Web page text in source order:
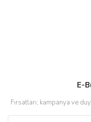
E-
Fırsatları, kampanya ve